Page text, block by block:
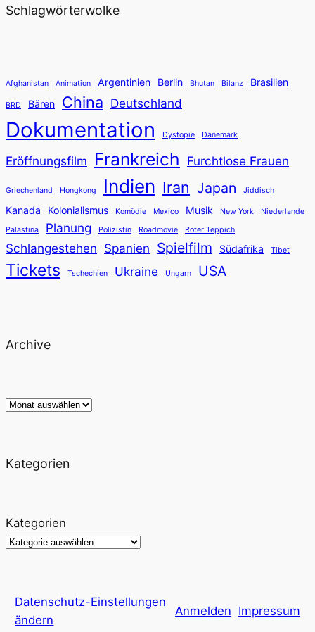
Schlagwörterwolke
Afghanistan Animation Argentinien Berlin Bhutan Bilanz Brasilien
BRD Bären China Deutschland
Dokumentation Dystopie Dänemark
Eröffnungsfilm Frankreich Furchtlose Frauen
Griechenland Hongkong Indien Iran Japan Jiddisch
Kanada Kolonialismus Komödie Mexico Musik New York
Niederlande
Palästina
Planung Polizistin Roadmovie Roter Teppich
Schlangestehen Spanien Spielfilm Südafrika Tibet
Tickets Tschechien Ukraine Ungarn USA
Archive
Archiv
Kategorien
Kategorien
Datenschutz-Einstellungen
ändern
Anmelden Impressum